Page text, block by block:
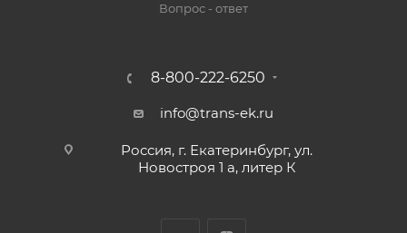
Вопрос - ответ
8-800-222-6250
info@trans-ek.ru
Россия, г. Екатеринбург, ул.
Новостроя 1 а, литер К